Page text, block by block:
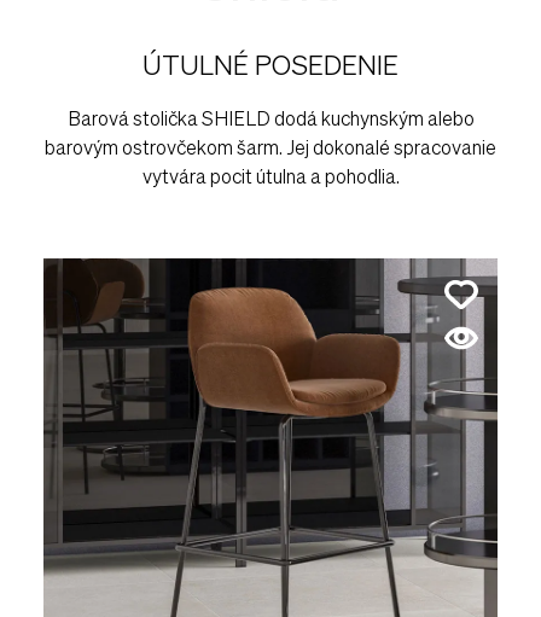
ÚTULNÉ POSEDENIE
Barová stolička SHIELD dodá kuchynským alebo
barovým ostrovčekom šarm. Jej dokonalé spracovanie
vytvára pocit útulna a pohodlia.